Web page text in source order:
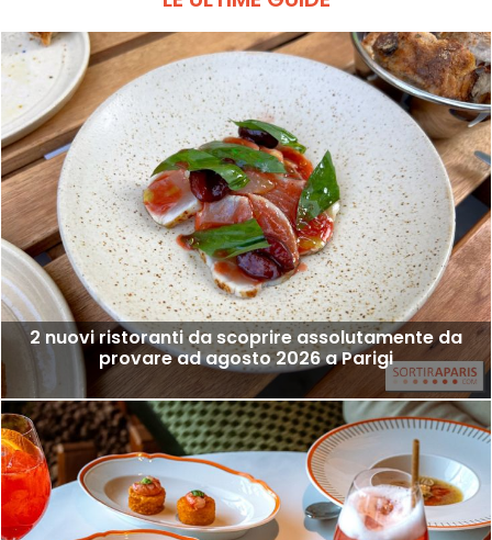
2 nuovi ristoranti da scoprire assolutamente da
provare ad agosto 2026 a Parigi